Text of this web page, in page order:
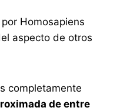
Homosapiens
aspecto de otros
completamente
de entre